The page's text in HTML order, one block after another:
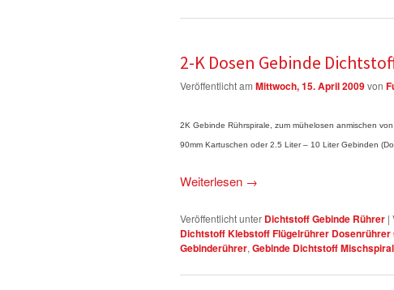
2-K Dosen Gebinde
Veröffentlicht am Mittwoch, 15. April 2009von
2K Gebinde Rührspirale, zum mühelosen anmischen von
90mm Kartuschen oder 2.5 Liter – 10 Liter Gebinden
Weiterlesen →
Veröffentlicht unter Dichtstoff Gebinde Rührer |
Dichtstoff Klebstoff Flügelrührer Dosenrührer
Gebinderührer, Gebinde Dichtstoff